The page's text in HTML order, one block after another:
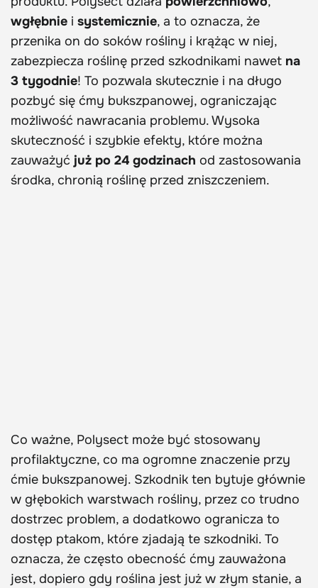
wgłębnie i systemicznie, a to oznacza, że
przenika on do soków rośliny i krążąc w niej,
zabezpiecza roślinę przed szkodnikami nawet na
3 tygodnie! To pozwala skutecznie i na długo
pozbyć się ćmy bukszpanowej, ograniczając
możliwość nawracania problemu. Wysoka
skuteczność i szybkie efekty, które można
zauważyć już po 24 godzinach od zastosowania
środka, chronią roślinę przed zniszczeniem.
Co ważne, Polysect może być stosowany
profilaktyczne, co ma ogromne znaczenie przy
ćmie bukszpanowej. Szkodnik ten bytuje głównie
w głębokich warstwach rośliny, przez co trudno
dostrzec problem, a dodatkowo ogranicza to
dostęp ptakom, które zjadają te szkodniki. To
oznacza, że często obecność ćmy zauważona
jest, dopiero gdy roślina jest już w złym stanie, a